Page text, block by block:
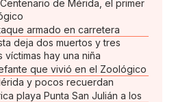
de Mérida, el primer
armado en carretera
deja dos muertos y tres
víctimas hay una niña
que vivió en el Zoológico
y pocos recuerdan
playa Punta San Julián a los